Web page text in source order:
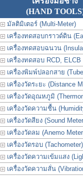
(HAND
มัลติมิเตอร์ (Multi-Meter)
เครื่องทดสอบกราวด์ดิน
เครื่องทดสอบฉนวน
เครื่องทดสอบ RCD, ELCB
เครื่องพิมพ์ปลอกสาย
เครื่องวัดระยะ (Distance
เครื่องวัดอุณหภูมิ
เครื่องวัดความชื้น
เครื่องวัดสียง (Sound
เครื่องวัดลม (Anemo
เครื่องวัดรอบ (Tachometer)
เครื่องวัดความเข้มแสง
เครื่องวัดความสั่น